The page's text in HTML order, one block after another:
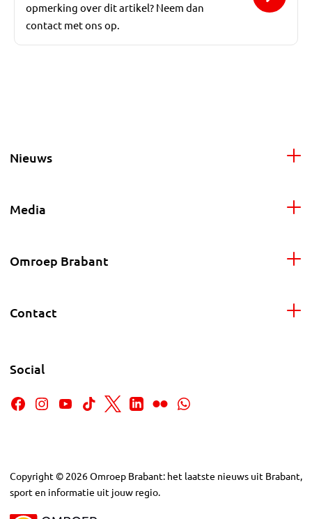
opmerking over dit artikel? Neem dan
contact met ons op.
Nieuws
Media
Omroep Brabant
Contact
Social
Copyright © 2026Omroep Brabant: het laatste nieuws uit Brabant,
sport en informatie uit jouw regio.